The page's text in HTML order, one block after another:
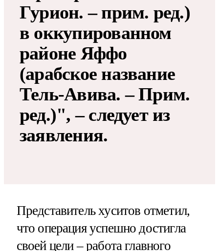
Гурион. – прим. ред.)
в оккупированном
районе Яффо
(арабское название
Тель-Авива. – Прим.
ред.)", – следует из
заявления.
Представитель хуситов отметил,
что операция успешно достигла
своей цели – работа главного